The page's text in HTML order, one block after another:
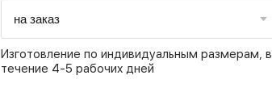
Изготовление по индивидуальным размерам, в
течение 4-5 рабочих дней